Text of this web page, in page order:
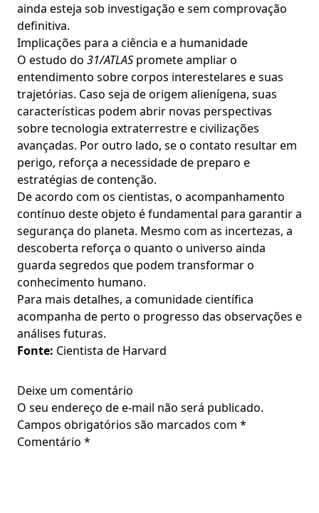
ainda esteja sob investigação e sem comprovação
definitiva.
Implicações para a ciência e a humanidade
O estudo do 31/ATLASpromete ampliar o
entendimento sobre corpos interestelares e suas
trajetórias. Caso seja de origem alienígena, suas
características podem abrir novas perspectivas
sobre tecnologia extraterrestre e civilizações
avançadas. Por outro lado, se o contato resultar em
perigo, reforça a necessidade de preparo e
estratégias de contenção.
De acordo com os cientistas, o acompanhamento
contínuo deste objeto é fundamental para garantir a
segurança do planeta. Mesmo com as incertezas, a
descoberta reforça o quanto o universo ainda
guarda segredos que podem transformar o
conhecimento humano.
Para mais detalhes, a comunidade científica
acompanha de perto o progresso das observações e
análises futuras.
Fonte: Cientista de Harvard
Deixe um comentário
O seu endereço de e-mail não será publicado.
Campos obrigatórios são marcados com *
Comentário *